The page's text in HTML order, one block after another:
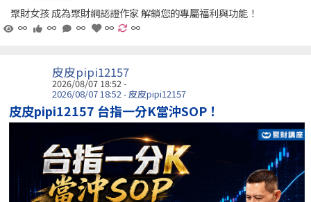
聚財女孩 成為聚財網認證作家 解鎖您的專屬福利與功能！
∞
∞ ∞ ∞ ∞
皮皮pipi12157
2026/08/07 18:52 -
2026/08/07 18:52 - 皮皮pipi12157
皮皮pipi12157 台指一分K當沖SOP！